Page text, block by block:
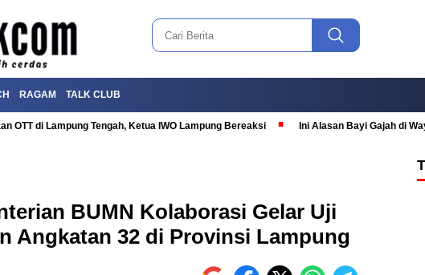
RAGAM TALK CLUB
OTT di Lampung Tengah, Ketua IWO Lampung Bereaksi Ini Alasan Bayi Gajah di
BUMN Kolaborasi Gelar Uji
Angkatan 32 di Provinsi Lampung